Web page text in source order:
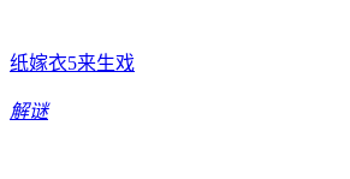
纸嫁衣5来生戏
解谜